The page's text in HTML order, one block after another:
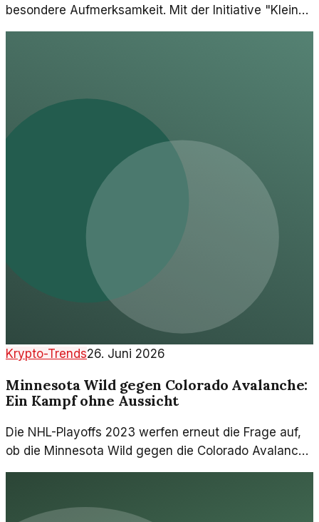
besondere Aufmerksamkeit. Mit der Initiative "Kleine
Kraken" wird den kleinen Patienten Geborgenheit und
Krypto-Trends26. Juni 2026
Minnesota Wild gegen Colorado Avalanche:
Ein Kampf ohne Aussicht
Die NHL-Playoffs 2023 werfen erneut die Frage auf,
ob die Minnesota Wild gegen die Colorado Avalanche
chancenlos sind. Ein Blick auf die ungleiche Rivalität